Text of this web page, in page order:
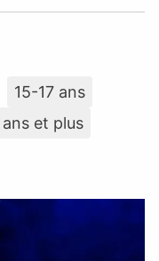
15-17 ans
et plus